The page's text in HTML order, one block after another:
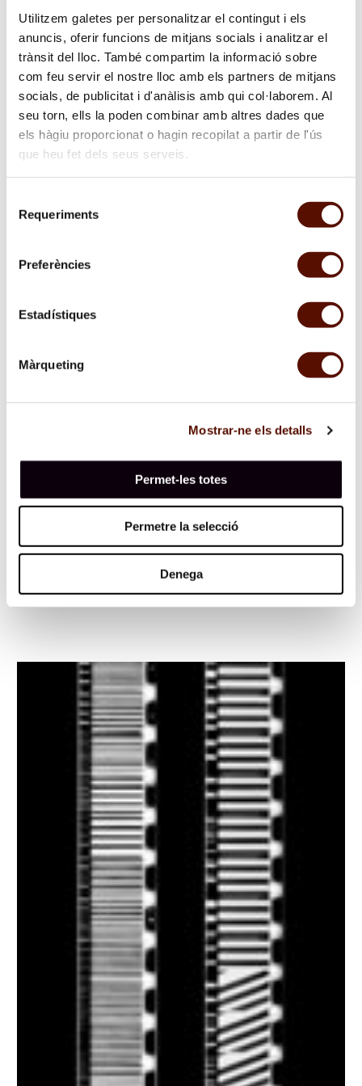
Utilitzem galetes per personalitzar el contingut i els
anuncis, oferir funcions de mitjans socials i analitzar el
trànsit del lloc. També compartim la informació sobre
com feu servir el nostre lloc amb els partners de mitjans
socials, de publicitat i d'anàlisis amb qui col·laborem. Al
seu torn, ells la poden combinar amb altres dades que
els hàgiu proporcionat o hagin recopilat a partir de l'ús
que heu fet dels seus serveis.
Requeriments
Preferències
Estadístiques
Màrqueting
Mostrar-ne els detalls
Permet-les totes
Permetre la selecció
Denega
Exposició temporal
The exhibition is a compilation of works by Miró that attests
to his experimentation in printmaking from the 1930s to the
1960s.
sobre
"Joan
Miró.
Obra
08/09/2013
Fotografia al vestíbul
de Jaume Blassi aplega fotografies en color i
conductor.
"Los